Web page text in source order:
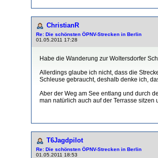
ChristianR
Re: Die schönsten ÖPNV-Strecken in Berlin
01.05.2011 17:28
Habe die Wanderung zur Woltersdorfer
Allerdings glaube ich nicht, dass die
Schleuse gebraucht, deshalb denke ich,
Aber der Weg am See entlang und durch
man natürlich auch auf der Terrasse
T6Jagdpilot
Re: Die schönsten ÖPNV-Strecken in Berlin
01.05.2011 18:53